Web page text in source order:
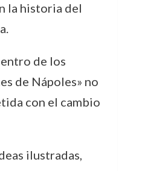
la historia del
de los
de Nápoles» no
con el cambio
ilustradas,